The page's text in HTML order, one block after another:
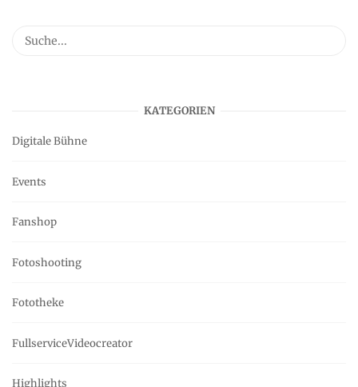
KATEGORIEN
Digitale Bühne
Events
Fanshop
Fotoshooting
Fototheke
FullserviceVideocreator
Highlights